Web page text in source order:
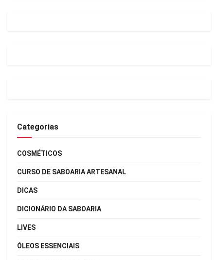
Categorias
COSMÉTICOS
CURSO DE SABOARIA ARTESANAL
DICAS
DICIONÁRIO DA SABOARIA
LIVES
ÓLEOS ESSENCIAIS